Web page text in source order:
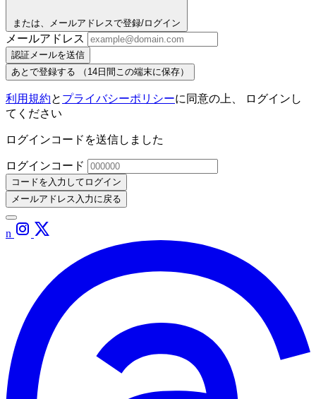
または、メールアドレスで登録/ログイン
メールアドレス
認証メールを送信
あとで登録する
（14日間この端末に保存）
利用規約と プライバシーポリシーに同意の上、 ログインし
てください
ログインコードを送信しました
ログインコード
コードを入力してログイン
メールアドレス入力に戻る
n